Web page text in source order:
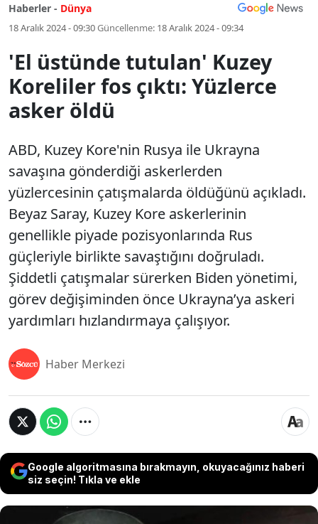
Haberler - Dünya
18 Aralık 2024 - 09:30Güncellenme: 18 Aralık 2024 - 09:34
'El üstünde tutulan' Kuzey
Koreliler fos çıktı: Yüzlerce
asker öldü
ABD, Kuzey Kore'nin Rusya ile Ukrayna
savaşına gönderdiği askerlerden
yüzlercesinin çatışmalarda öldüğünü açıkladı.
Beyaz Saray, Kuzey Kore askerlerinin
genellikle piyade pozisyonlarında Rus
güçleriyle birlikte savaştığını doğruladı.
Şiddetli çatışmalar sürerken Biden yönetimi,
görev değişiminden önce Ukrayna’ya askeri
yardımları hızlandırmaya çalışıyor.
Haber Merkezi
Google algoritmasına bırakmayın, okuyacağınız haberi
siz seçin! Tıkla ve ekle